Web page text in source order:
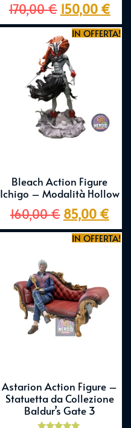
170,00€ 150,00 €
IN OFFERTA!
Bleach Action Figure
Ichigo – Modalità Hollow
160,00€ 85,00 €
IN OFFERTA!
Astarion Action Figure –
Statuetta da Collezione
Baldur’s Gate 3